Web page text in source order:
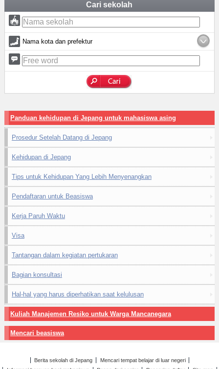
Cari sekolah
Nama kota dan prefektur
Panduan kehidupan di Jepang untuk mahasiswa asing
Prosedur Setelah Datang di Jepang
Kehidupan di Jepang
Tips untuk Kehidupan Yang Lebih Menyenangkan
Pendaftaran untuk Beasiswa
Kerja Paruh Waktu
Visa
Tantangan dalam kegiatan pertukaran
Bagian konsultasi
Hal-hal yang harus diperhatikan saat kelulusan
Kuliah Manajemen Resiko untuk Warga Mancanegara
Mencari beasiswa
Berita sekolah di Jepang
Mencari tempat belajar di luar negeri